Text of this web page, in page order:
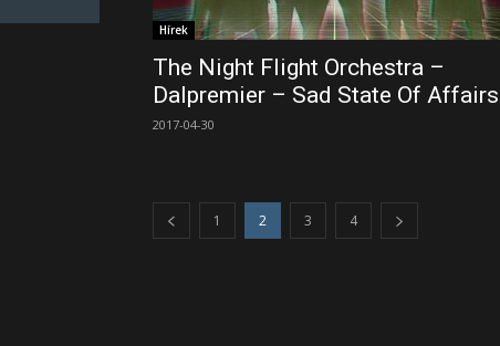
Hírek
The Night Flight Orchestra –
Dalpremier – Sad State Of Affairs
2017-04-30
1 2 3 4